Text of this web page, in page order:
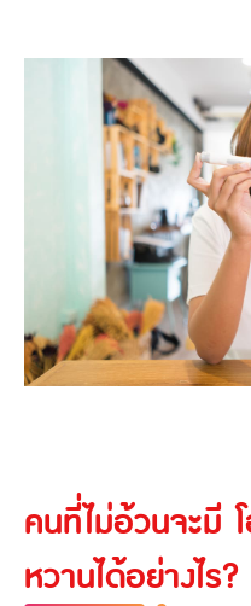
คนที่ไม่อ้วนจะมี
หวานได้อย่างไร?